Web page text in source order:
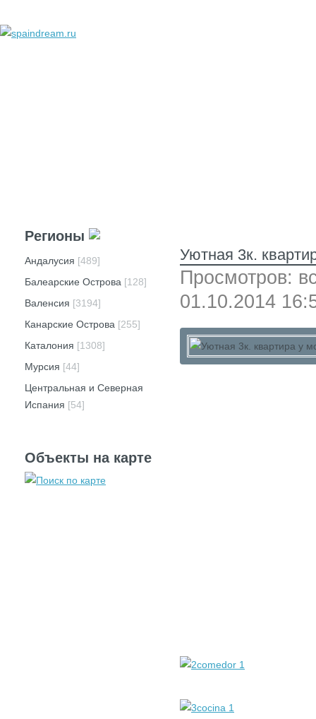
Регионы
Андалусия [489]
Балеарские Острова [128]
Валенсия [3194]
Канарские Острова [255]
Каталония [1308]
Мурсия [44]
Центральная и Северная
Испания [54]
Объекты на карте
Уютная​ 3к.
Просмотров:
01.10.2014